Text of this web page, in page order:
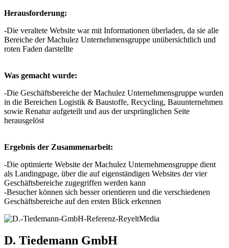
Herausforderung:
-Die veraltete Website war mit Informationen überladen, da sie alle
Bereiche der Machulez Unternehmensgruppe unübersichtlich und
roten Faden darstellte
Was gemacht wurde:
-Die Geschäftsbereiche der Machulez Unternehmensgruppe wurden
in die Bereichen Logistik & Baustoffe, Recycling, Bauunternehmen
sowie Renatur aufgeteilt und aus der ursprünglichen Seite
herausgelöst
Ergebnis der Zusammenarbeit:
-Die optimierte Website der Machulez Unternehmensgruppe dient
als Landingpage, über die auf eigenständigen Websites der vier
Geschäftsbereiche zugegriffen werden kann
-Besucher können sich besser orientieren und die verschiedenen
Geschäftsbereiche auf den ersten Blick erkennen
D. Tiedemann GmbH